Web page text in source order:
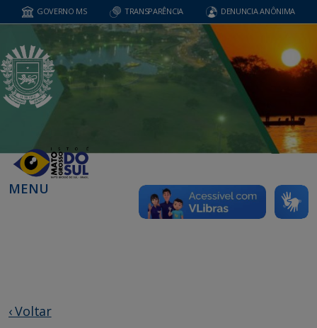
GOVERNO MS TRANSPARÊNCIA DENUNCIA ANÔNIMA
MENU
‹ Voltar